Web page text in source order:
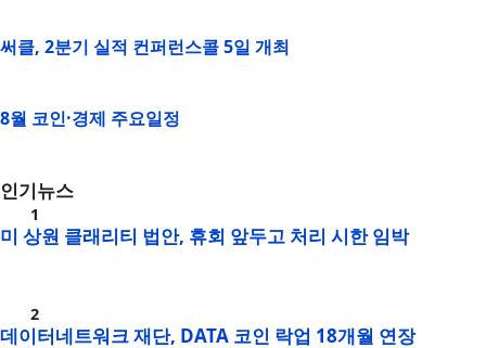
써클, 2분기 실적 컨퍼런스콜 5일 개최
8월 코인·경제 주요일정
인기뉴스
미 상원 클래리티 법안, 휴회 앞두고 처리 시한 임박
데이터네트워크 재단, DATA 코인 락업 18개월 연장